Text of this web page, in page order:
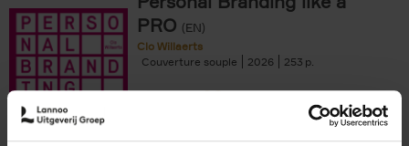
PRO (EN)
Clo Willaerts
Couverture souple
2026 253
€34,99